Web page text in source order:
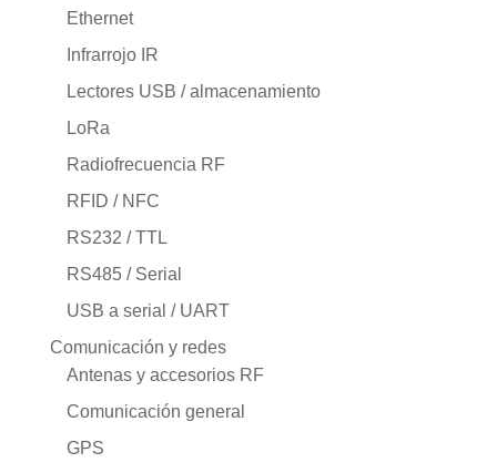
Ethernet
Infrarrojo IR
Lectores USB / almacenamiento
LoRa
Radiofrecuencia RF
RFID / NFC
RS232 / TTL
RS485 / Serial
USB a serial / UART
Comunicación y redes
Antenas y accesorios RF
Comunicación general
GPS